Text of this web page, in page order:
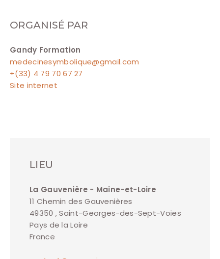
ORGANISÉ PAR
Gandy Formation
medecinesymbolique@gmail.com
+(33) 4 79 70 67 27
Site internet
LIEU
La Gauvenière - Maine-et-Loire
11 Chemin des Gauvenières
49350 , Saint-Georges-des-Sept-Voies
Pays de la Loire
France